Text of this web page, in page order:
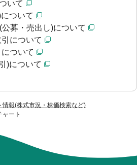
情報(株式市況・株価検索など)
ャート
いて
ついて
公募・売出し)について
について
ついて
)について